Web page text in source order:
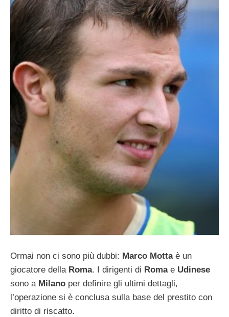
Ormai non ci sono più dubbi: Marco Mottaè un
giocatore della Roma. I dirigenti di Romae Udinese
sono a Milano per definire gli ultimi dettagli,
l’operazione si è conclusa sulla base del prestito con
diritto di riscatto.